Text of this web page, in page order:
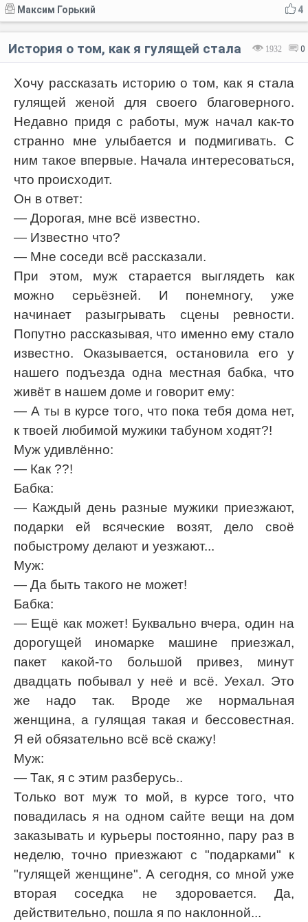
4
Максим Горький
1932 0
История о том, как я гулящей стала
Хочу рассказать историю о том, как я стала
гулящей женой для своего благоверного.
Недавно придя с работы, муж начал как-то
странно мне улыбается и подмигивать. С
ним такое впервые. Начала интересоваться,
что происходит.
Он в ответ:
— Дорогая, мне всё известно.
— Известно что?
— Мне соседи всё рассказали.
При этом, муж старается выглядеть как
можно серьёзней. И понемногу, уже
начинает разыгрывать сцены ревности.
Попутно рассказывая, что именно ему стало
известно. Оказывается, остановила его у
нашего подъезда одна местная бабка, что
живёт в нашем доме и говорит ему:
— А ты в курсе того, что пока тебя дома нет,
к твоей любимой мужики табуном ходят?!
Муж удивлённо:
— Как ??!
Бабка:
— Каждый день разные мужики приезжают,
подарки ей всяческие возят, дело своё
побыстрому делают и уезжают...
Муж:
— Да быть такого не может!
Бабка:
— Ещё как может! Буквально вчера, один на
дорогущей иномарке машине приезжал,
пакет какой-то большой привез, минут
двадцать побывал у неё и всё. Уехал. Это
же надо так. Вроде же нормальная
женщина, а гулящая такая и бессовестная.
Я ей обязательно всё всё скажу!
Муж:
— Так, я с этим разберусь..
Только вот муж то мой, в курсе того, что
повадилась я на одном сайте вещи на дом
заказывать и курьеры постоянно, пару раз в
неделю, точно приезжают с "подарками" к
"гулящей женщине". А сегодня, со мной уже
вторая соседка не здоровается. Да,
действительно, пошла я по наклонной...